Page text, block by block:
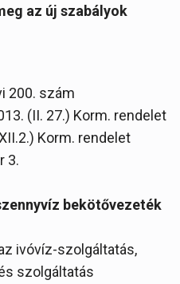
az új szabályok
200. szám
(II. 27.) Korm. rendelet
Korm. rendelet
3.
bekötővezeték
ivóvíz-szolgáltatás,
szolgáltatás